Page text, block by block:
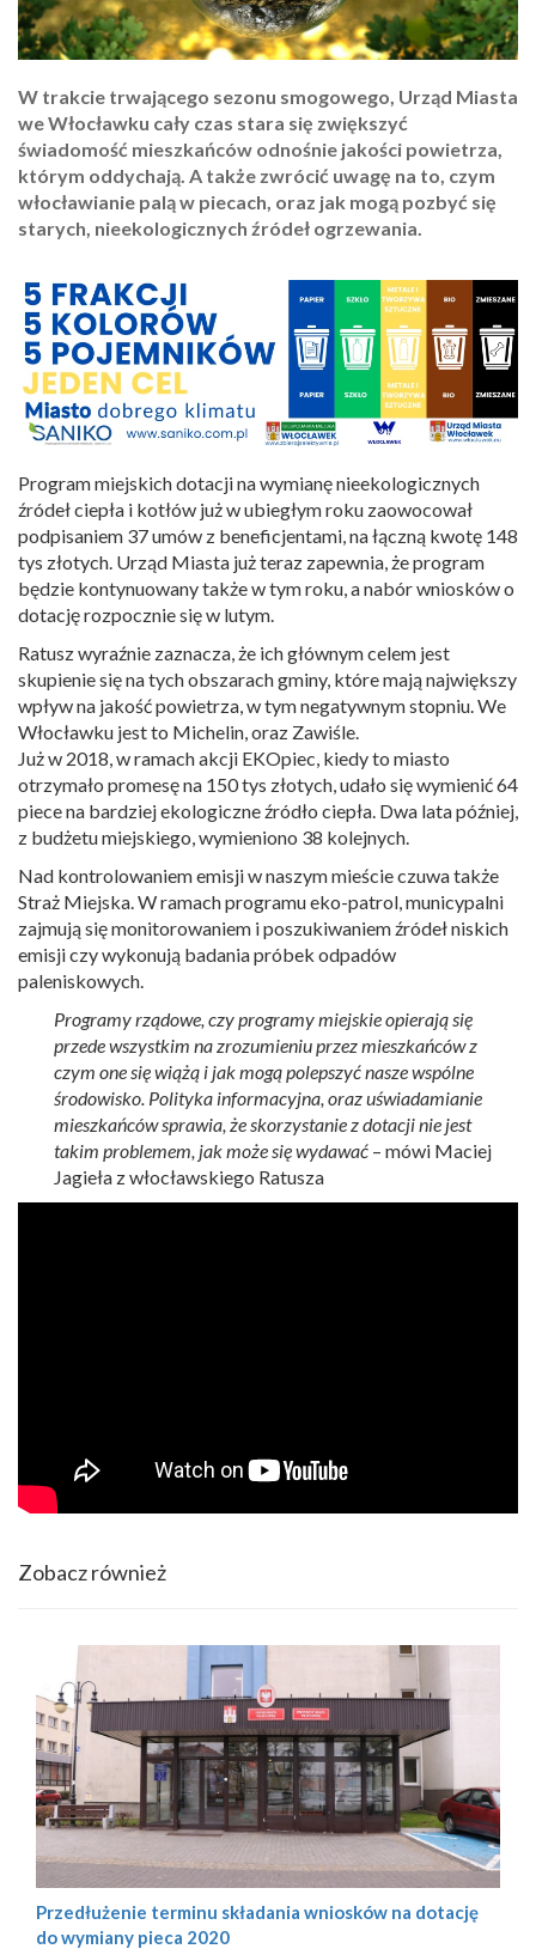
W trakcie trwającego sezonu smogowego, Urząd Miasta
we Włocławku cały czas stara się zwiększyć
świadomość mieszkańców odnośnie jakości powietrza,
którym oddychają. A także zwrócić uwagę na to, czym
włocławianie palą w piecach, oraz jak mogą pozbyć się
starych, nieekologicznych źródeł ogrzewania.
Program miejskich dotacji na wymianę nieekologicznych
źródeł ciepła i kotłów już w ubiegłym roku zaowocował
podpisaniem 37 umów z beneficjentami, na łączną kwotę 148
tys złotych. Urząd Miasta już teraz zapewnia, że program
będzie kontynuowany także w tym roku, a nabór wniosków o
dotację rozpocznie się w lutym.
Ratusz wyraźnie zaznacza, że ich głównym celem jest
skupienie się na tych obszarach gminy, które mają największy
wpływ na jakość powietrza, w tym negatywnym stopniu. We
Włocławku jest to Michelin, oraz Zawiśle.
Już w 2018, w ramach akcji EKOpiec, kiedy to miasto
otrzymało promesę na 150 tys złotych, udało się wymienić 64
piece na bardziej ekologiczne źródło ciepła. Dwa lata później,
z budżetu miejskiego, wymieniono 38 kolejnych.
Nad kontrolowaniem emisji w naszym mieście czuwa także
Straż Miejska. W ramach programu eko-patrol, municypalni
zajmują się monitorowaniem i poszukiwaniem źródeł niskich
emisji czy wykonują badania próbek odpadów
paleniskowych.
Programy rządowe, czy programy miejskie opierają się
przede wszystkim na zrozumieniu przez mieszkańców z
czym one się wiążą i jak mogą polepszyć nasze wspólne
środowisko. Polityka informacyjna, oraz uświadamianie
mieszkańców sprawia, że skorzystanie z dotacji nie jest
takim problemem, jak może się wydawać – mówi Maciej
Jagieła z włocławskiego Ratusza
Zobacz również
Przedłużenie terminu składania wniosków na dotację
do wymiany pieca 2020